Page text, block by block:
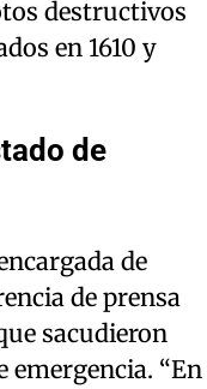
destructivos
en 1610 y
de
de
de prensa
sacudieron
emergencia. “En